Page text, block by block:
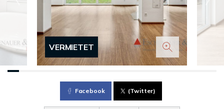
VERMIETET
Facebook (Twitter)